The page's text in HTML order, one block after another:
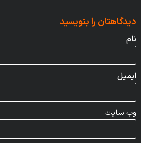
دیدگاهتان را بنویسید
نام
ایمیل
وب‌ سایت